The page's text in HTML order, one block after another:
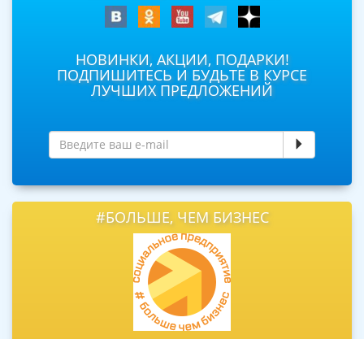
НОВИНКИ, АКЦИИ, ПОДАРКИ!
ПОДПИШИТЕСЬ И БУДЬТЕ В КУРСЕ
ЛУЧШИХ ПРЕДЛОЖЕНИЙ
#БОЛЬШЕ, ЧЕМ БИЗНЕС